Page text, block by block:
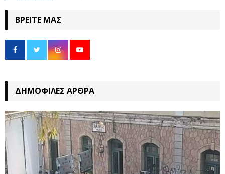
ΒΡΕΊΤΕ ΜΑΣ
ΔΗΜΟΦΙΛΈΣ ΆΡΘΡΑ